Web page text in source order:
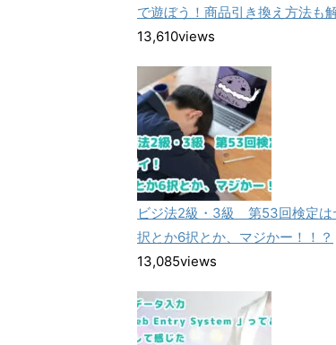
で遊ぼう！商品引き換え方法も
13,610views
ビジ法2級・3級 第53回検定は
択とか6択とか、マジかー！！？
13,085views